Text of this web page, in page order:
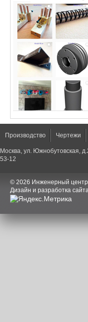
Производство Чертежи
Москва, ул. Южнобутовская,
53-12
© 2026 Инженерный
Дизайн и разработка